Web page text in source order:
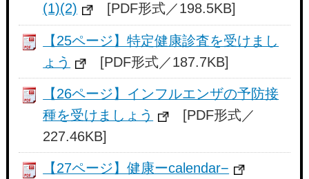
(1)(2)
[PDF形式／198.5KB]
【25ページ】特定健康診査を受けまし
ょう
[PDF形式／187.7KB]
【26ページ】インフルエンザの予防接
種を受けましょう
[PDF形式／
227.46KB]
【27ページ】健康ーcalendar−